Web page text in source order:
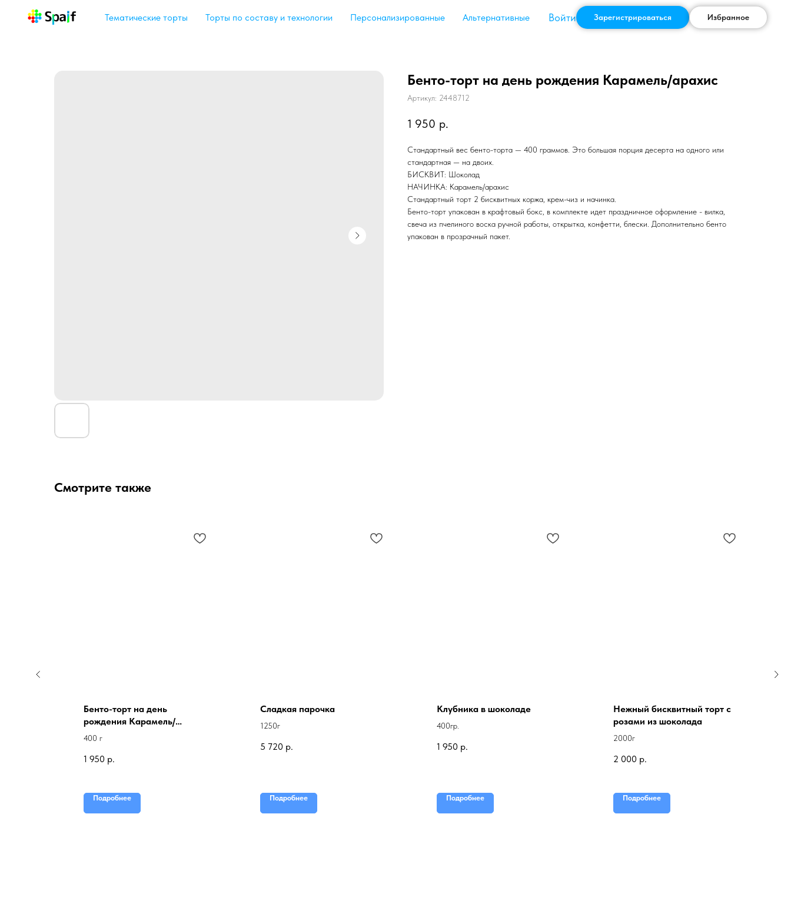
Тематические торты Торты по составу и технологии Персонализированные Альтернативные Войти Зарегистрироваться Избранное
Бенто-торт на день рождения Карамель/арахис
Артикул: 2448712
1 950 р.
Стандартный вес бенто-торта — 400 граммов. Это большая порция десерта на одного или
стандартная — на двоих.
БИСКВИТ: Шоколад
НАЧИНКА: Карамель/арахис
Стандартный торт 2 бисквитных коржа, крем-чиз и начинка.
Бенто-торт упакован в крафтовый бокс, в комплекте идет праздничное оформление - вилка,
свеча из пчелиного воска ручной работы, открытка, конфетти, блески. Дополнительно бенто
упакован в прозрачный пакет.
Смотрите также
Бенто-торт на день
рождения Карамель/
пралине
400 г
1 950 р.
Подробнее
Сладкая парочка
1250г
5 720 р.
Подробнее
Клубника в шоколаде
400гр.
1 950 р.
Подробнее
Нежный бисквитный торт с
розами из шоколада
2000г
2 000 р.
Подробнее